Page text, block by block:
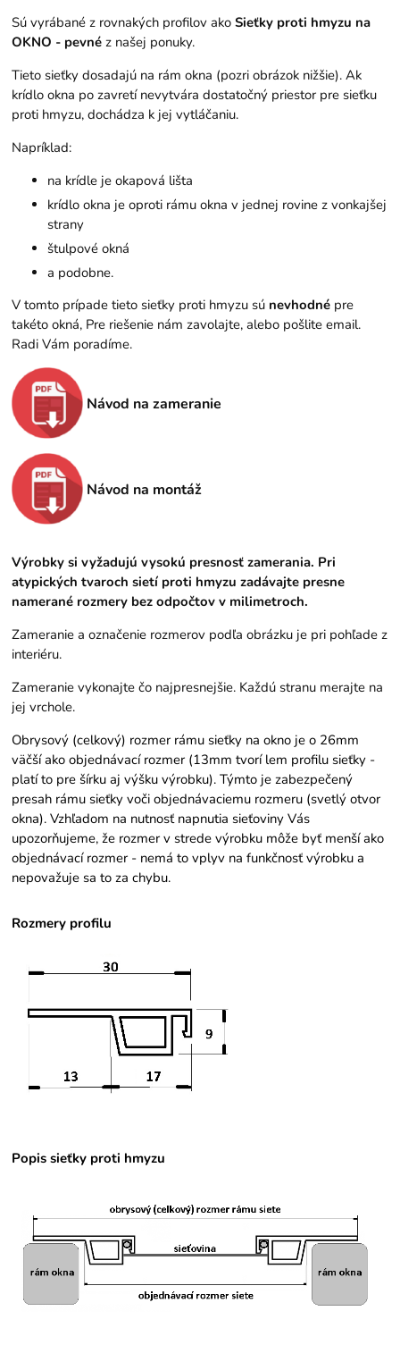
Sú vyrábané z rovnakých profilov akoSieťky proti hmyzu na
OKNO - pevné z našej ponuky.
Tieto sieťky dosadajú na rám okna (pozri obrázok nižšie). Ak
krídlo okna po zavretí nevytvára dostatočný priestor pre sieťku
proti hmyzu, dochádza k jej vytláčaniu.
Napríklad:
na krídle je okapová lišta
krídlo okna je oproti rámu okna v jednej rovine z vonkajšej
strany
štulpové okná
a podobne.
V tomto prípade tieto sieťky proti hmyzu sú nevhodné pre
takéto okná, Pre riešenie nám zavolajte, alebo pošlite email.
Radi Vám poradíme.
Návod na zameranie
Návod na montáž
Výrobky si vyžadujú vysokú presnosť zamerania. Pri
atypických tvaroch sietí proti hmyzu zadávajte presne
namerané rozmery bez odpočtov v milimetroch.
Zameranie a označenie rozmerov podľa obrázku je pri pohľade z
interiéru.
Zameranie vykonajte čo najpresnejšie. Každú stranu merajte na
jej vrchole.
Obrysový (celkový) rozmer rámu sieťky na okno je o 26mm
väčší ako objednávací rozmer (13mm tvorí lem profilu sieťky -
platí to pre šírku aj výšku výrobku). Týmto je zabezpečený
presah rámu sieťky voči objednávaciemu rozmeru (svetlý otvor
okna). Vzhľadom na nutnosť napnutia sieťoviny Vás
upozorňujeme, že rozmer v strede výrobku môže byť menší ako
objednávací rozmer - nemá to vplyv na funkčnosť výrobku a
nepovažuje sa to za chybu.
Rozmery profilu
Popis sieťky proti hmyzu